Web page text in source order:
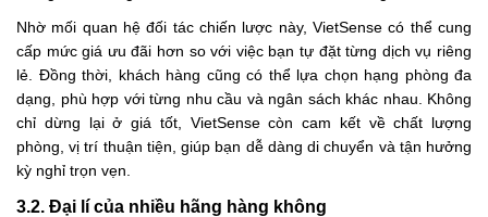
Nhờ mối quan hệ đối tác chiến lược này, VietSense có thể cung
cấp mức giá ưu đãi hơn so với việc bạn tự đặt từng dịch vụ riêng
lẻ. Đồng thời, khách hàng cũng có thể lựa chọn hạng phòng đa
dạng, phù hợp với từng nhu cầu và ngân sách khác nhau. Không
chỉ dừng lại ở giá tốt, VietSense còn cam kết về chất lượng
phòng, vị trí thuận tiện, giúp bạn dễ dàng di chuyển và tận hưởng
kỳ nghỉ trọn vẹn.
3.2. Đại lí của nhiều hãng hàng không